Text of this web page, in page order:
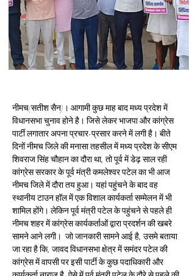
नीमच(सतीश सैन) । आगामी कुछ माह बाद मध्य प्रदेश में
विधानसभा चुनाव होने है। जिसे लेकर भाजपा और कांग्रेस
पार्टी लगातार अपना प्रचार-प्रसार करने में लगी है। बीते
दिनों नीमच जिले की मनासा तहसील में मध्य प्रदेश के सीएम
शिवराज सिंह चौहान का दौरा था, तो पूर्व में डेढ़ साल रही
कांग्रेस सरकार के पूर्व मंत्री कमलेश्वर पटेल का भी आज
नीमच जिले में दौरा तय हुआ। यहां पहुंचने के बाद वह
स्थानीय टाउन हॉल में एक विशाल कार्यकर्ता सम्मेलन में भी
शामिल होंगे। लेकिन पूर्व मंत्री पटेल के पहुंचने से पहले ही
नीमच शहर में कांग्रेस कार्यकर्ताओं द्वारा प्रदर्शन की खबरे
सामने आने लगी।  जो जानकारी सामने आई है, उसमे बताया
जा रहा है कि, जावद विधानसभा क्षेत्र में समंदर पटेल की
कांग्रेस में वापसी पर इसी पार्टी के कुछ पदाधिकारी और